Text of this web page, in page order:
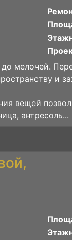
мелочей.
и
вещей
антресоль...